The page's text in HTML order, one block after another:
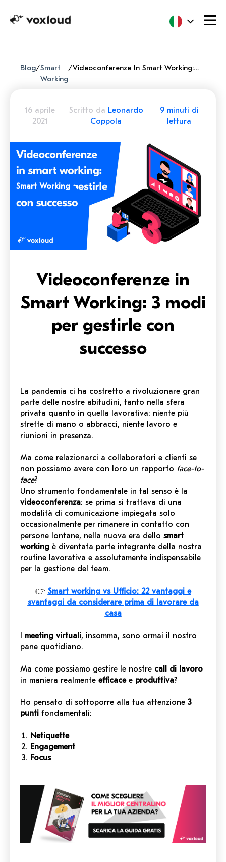
Blog/Smart
Working
/ Videoconferenze In Smart Working: 3 Modi Per Gestirle Con Successo
16 aprile
2021
Scritto da Leonardo
Coppola
9 minuti di
lettura
Smart Working
Videoconferenze in
Smart Working: 3 modi
per gestirle con
successo
La pandemia ci ha costretto a rivoluzionare gran
parte delle nostre abitudini, tanto nella sfera
privata quanto in quella lavorativa: niente più
strette di mano o abbracci, niente lavoro e
riunioni in presenza.
Ma come relazionarci a collaboratori e clienti se
non possiamo avere con loro un rapporto face-to-
face?
Uno strumento fondamentale in tal senso è la
videoconferenza: se prima si trattava di una
modalità di comunicazione impiegata solo
occasionalmente per rimanere in contatto con
persone lontane, nella nuova era dello smart
working è diventata parte integrante della nostra
routine lavorativa e assolutamente indispensabile
per la gestione del team.
👉 Smart working vs Ufficio: 22 vantaggi e
svantaggi da considerare prima di lavorare da
casa
meeting virtuali, insomma, sono ormai il nostro
pane quotidiano.
Ma come possiamo gestire le nostre call di lavoro
in maniera realmente efficace e produttiva?
Ho pensato di sottoporre alla tua attenzione 3
punti fondamentali:
Netiquette
Engagement
Focus